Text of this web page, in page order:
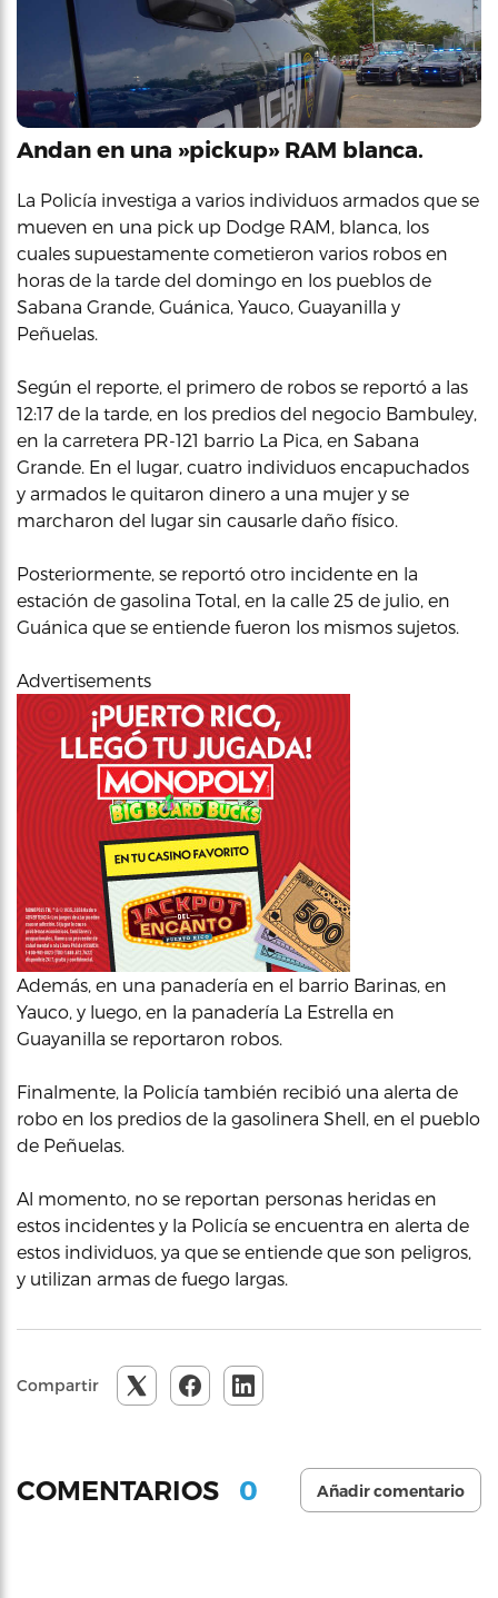
Andan en una »pickup» RAM blanca.
La Policía investiga a varios individuos armados que se
mueven en una pick up Dodge RAM, blanca, los
cuales supuestamente cometieron varios robos en
horas de la tarde del domingo en los pueblos de
Sabana Grande, Guánica, Yauco, Guayanilla y
Peñuelas.
Según el reporte, el primero de robos se reportó a las
12:17 de la tarde, en los predios del negocio Bambuley,
en la carretera PR-121 barrio La Pica, en Sabana
Grande. En el lugar, cuatro individuos encapuchados
y armados le quitaron dinero a una mujer y se
marcharon del lugar sin causarle daño físico.
Posteriormente, se reportó otro incidente en la
estación de gasolina Total, en la calle 25 de julio, en
Guánica que se entiende fueron los mismos sujetos.
Advertisements
Además, en una panadería en el barrio Barinas, en
Yauco, y luego, en la panadería La Estrella en
Guayanilla se reportaron robos.
Finalmente, la Policía también recibió una alerta de
robo en los predios de la gasolinera Shell, en el pueblo
de Peñuelas.
Al momento, no se reportan personas heridas en
estos incidentes y la Policía se encuentra en alerta de
estos individuos, ya que se entiende que son peligros,
y utilizan armas de fuego largas.
Compartir
COMENTARIOS 0 Añadir comentario